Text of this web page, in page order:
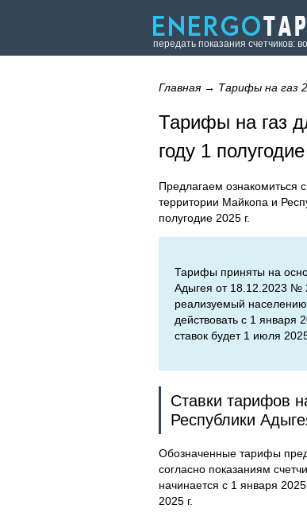
передать показания счетчиков:
Главная→ Тарифы на газ
Тарифы на газ
году 1 полугодие
Предлагаем ознакомиться
территории Майкопа и
полугодие 2025 г.
Тарифы приняты на
Адыгея от 18.12.2023 №
реализуемый
действовать с 1 января
ставок будет 1 июля
Ставки тарифов
Республики
Обозначенные тарифы
согласно показаниям
начинается с 1 января
2025 г.